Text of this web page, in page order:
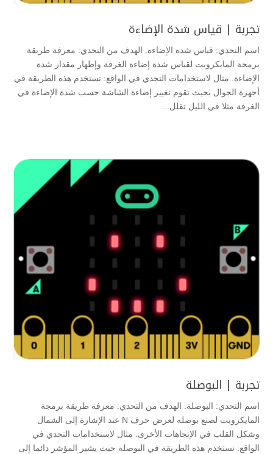
تجربة | قياس شدة الإضاءة
اسم التحدي: قياس شدة الإضاءة. الهدف من التحدي: معرفة طريقة
برمجة المايكروبت لقياس شدة إضاءة الغرفة وإظهار مقدار شدة
الإضاءة. مثال لاستخدامات التحدي في الواقع: تستخدم هذه الطريقة في
أجهزة الجوال بحيث تقوم تغيير إضاءة الشاشة حسب شدة الإضاءة في
الغرفة مثلا في الليل تقلل...
تجربة | البوصلة
اسم التحدي: البوصلة. الهدف من التحدي: معرفة طريقة برمجة
المايكروبت لصنع بوصله لعرض حرف N عند الإشارة إلى الشمال
وشكل القلب في الإتجاهات الأخرى. مثال لاستخدامات التحدي في
الواقع: تستخدم هذه الطريقة في البوصلة حيث يشير المؤشر دائما إلى